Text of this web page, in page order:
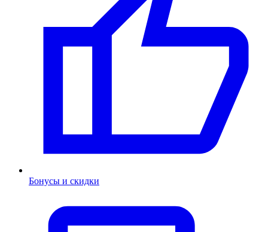
Бонусы и скидки